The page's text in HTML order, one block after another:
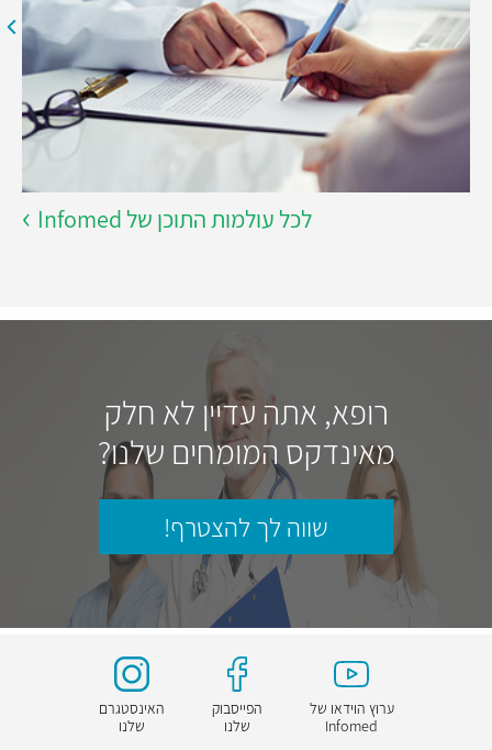
לכל עולמות התוכן של Infomed
רופא, אתה עדיין לא חלק
מאינדקס המומחים שלנו?
שווה לך להצטרף!
ערוץ הוידאו של
Infomed
הפייסבוק
שלנו
האינסטגרם
שלנו